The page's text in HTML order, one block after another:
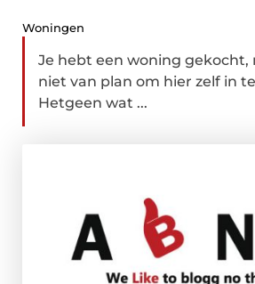
Woningen
Je hebt een woning gekocht,
niet van plan om hier zelf in
Hetgeen wat ...